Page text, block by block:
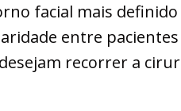
facial mais
entre
recorrer a